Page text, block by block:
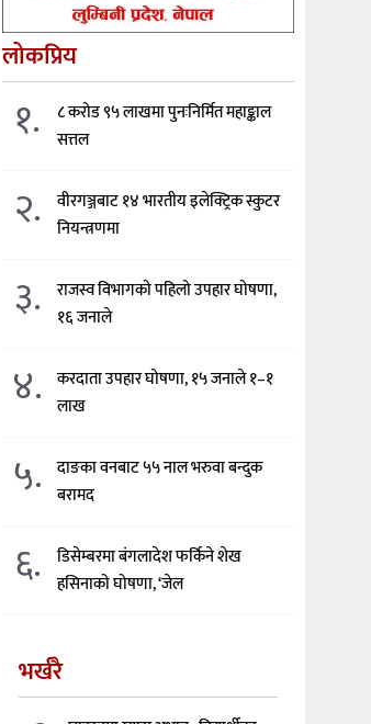
लोकप्रिय
१.
८ करोड ९५ लाखमा पुनःनिर्मित महाङ्काल
सत्तल
२.
वीरगञ्जबाट १४ भारतीय इलेक्ट्रिक स्कुटर
नियन्त्रणमा
३.
राजस्व विभागको पहिलो उपहार घोषणा,
१६ जनाले
४.
करदाता उपहार घोषणा, १५ जनाले १–१
लाख
५.
दाङका वनबाट ५५ नाल भरुवा बन्दुक
बरामद
६.
डिसेम्बरमा बंगलादेश फर्किने शेख
हसिनाको घोषणा, ‘जेल
भर्खरै